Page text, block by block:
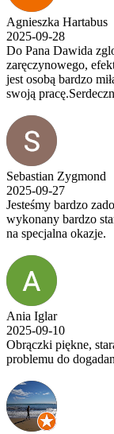
Agnieszka Hartabus
2025-09-28
Do Pana Dawida
zaręczynowego,
jest osobą bardzo
swoją
Sebastian Zygmond
2025-09-27
Jesteśmy bardzo
wykonany bardzo
na specjalna okazje.
Ania Iglar
2025-09-10
Obrączki piękne,
problemu do